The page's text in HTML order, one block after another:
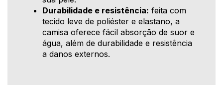
Durabilidade e resistência: feita com
tecido leve de poliéster e elastano, a
camisa oferece fácil absorção de suor e
água, além de durabilidade e resistência
a danos externos.